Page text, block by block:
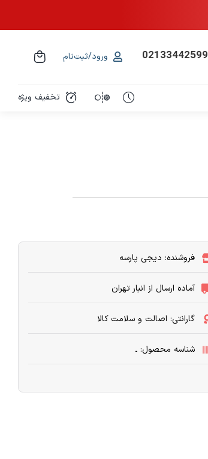
02133442599 ورود/ثبت‌نام
تخفیف ویژه
فروشنده: دیجی پارسه
آماده ارسال از انبار تهران
گارانتی: اصالت و سلامت کالا
شناسه محصول: ـ